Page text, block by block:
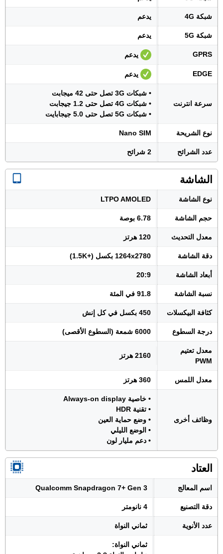
شبكة 4G يدعم
شبكة 5G يدعم
GPRS يدعم
EDGE يدعم
سرعة انترنت
• شبكات 3G تصل حتى 42 ميجابت
• شبكات 4G تصل حتى 1.2 جيجابت
• شبكات 5G تصل حتى 5.0 جيجابايت
نوع الشريحة Nano SIM
عدد الشرائح 2 شرائح
الشاشة
نوع الشاشة LTPO AMOLED
حجم الشاشة 6.78 بوصة
معدل التحديث 120 هرتز
دقة الشاشة 1264x2780 بكسل (+1.5K)
أبعاد الشاشة 20:9
نسبة الشاشة 91.8 في المئة
كثافة البيكسلات 450 بكسل في كل إنش
درجة السطوع 6000 شمعة (السطوع الأقصى)
معدل تعتيم
PWM
2160 هرتز
معدل اللمس 360 هرتز
وظائف أخرى
• خاصية Always-on display
• تقنية HDR
• وضع حماية العين
• الوضع الليلي
• دعم مليار لون
العتاد
اسم المعالج Qualcomm Snapdragon 7+ Gen 3
دقة التصنيع 4 نانومتر
عدد الأنوية ثماني النواة
ثماني النواة: